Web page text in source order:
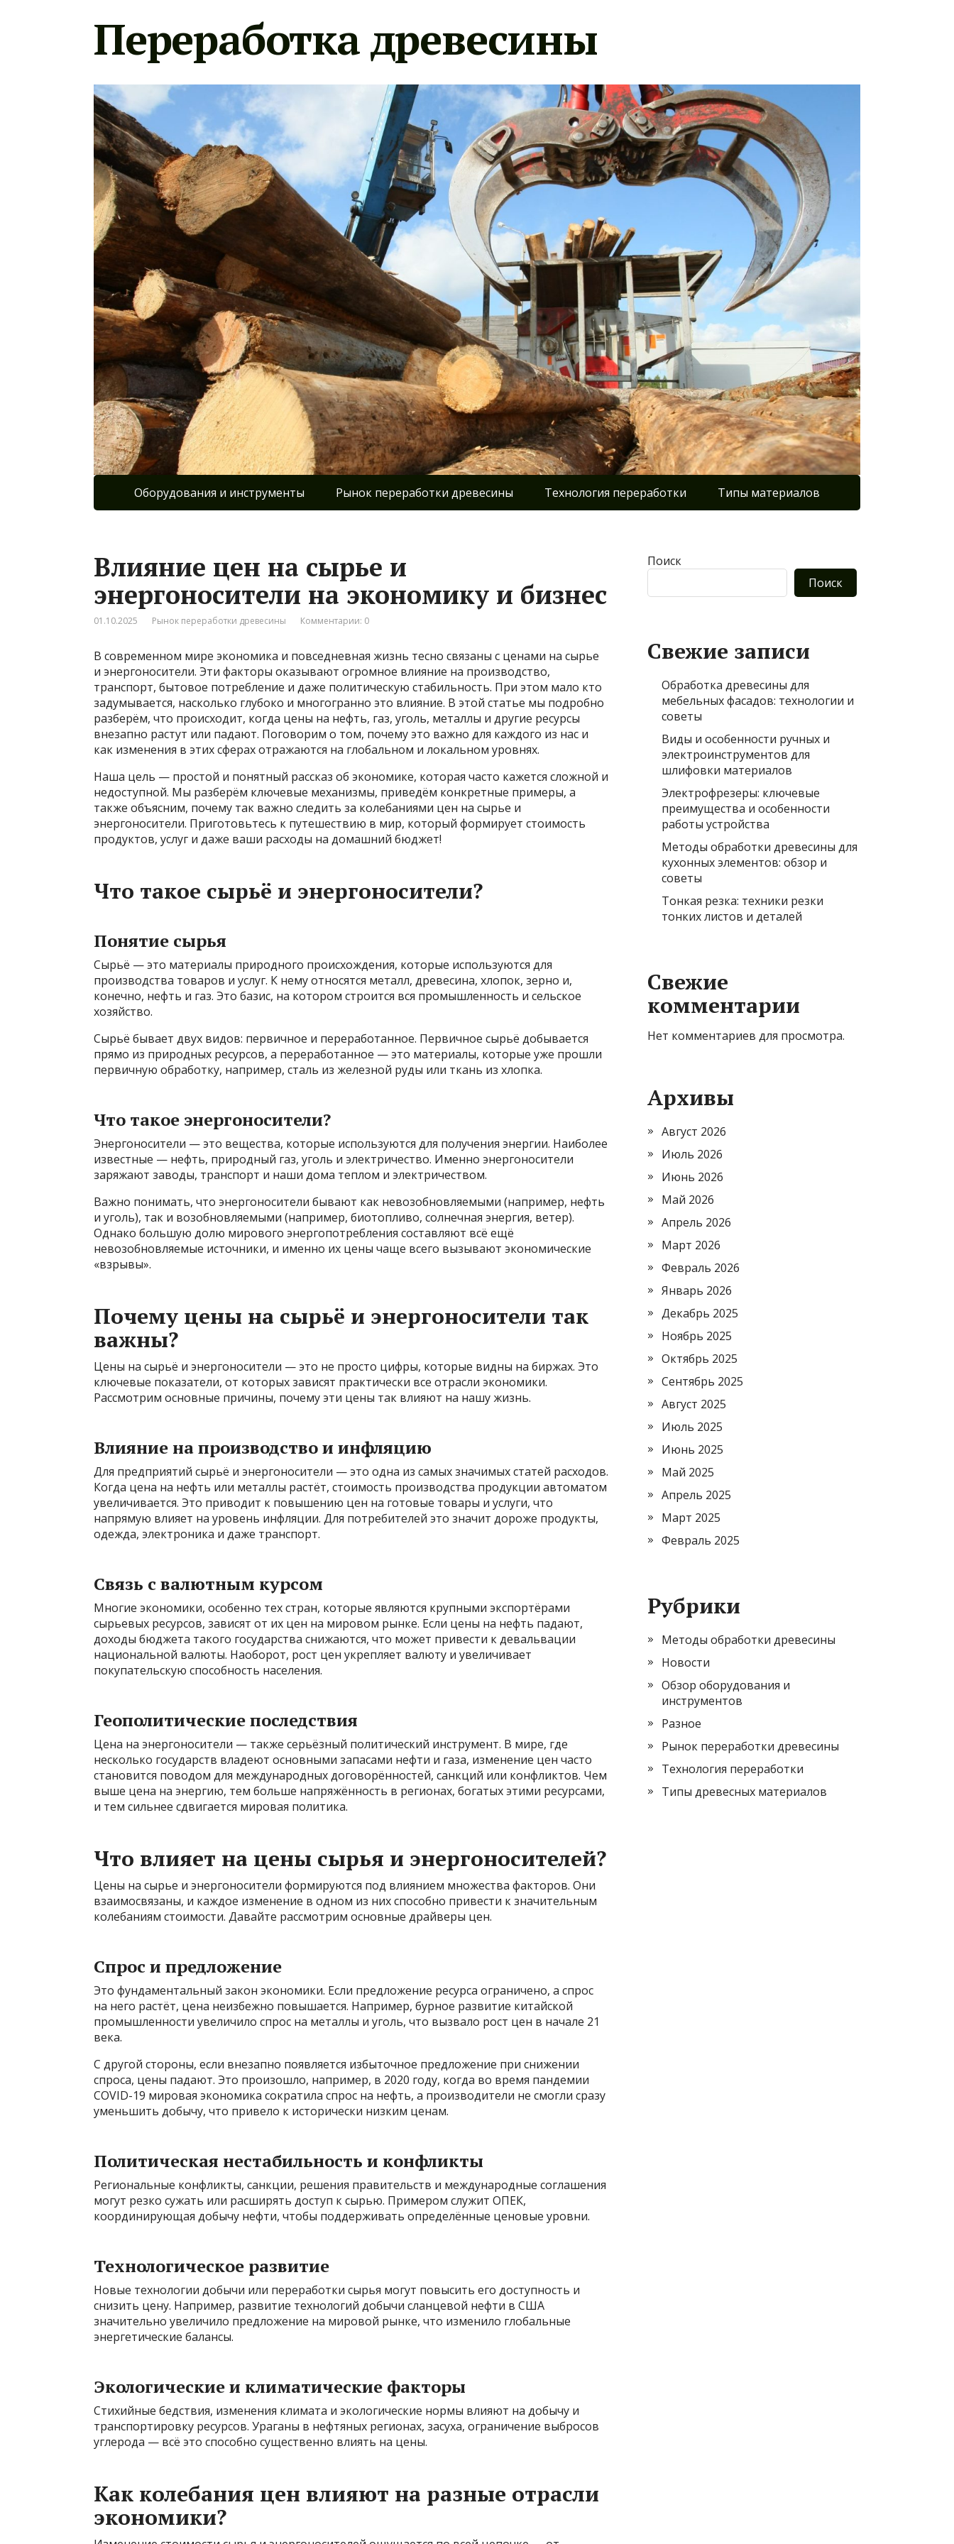
Переработка древесины
Оборудования и инструменты Рынок переработки древесины Технология переработки Типы материалов
Влияние цен на сырье и
энергоносители на экономику и бизнес
01.10.2025 Рынок переработки древесины Комментарии: 0
В современном мире экономика и повседневная жизнь тесно связаны с ценами на сырье
и энергоносители. Эти факторы оказывают огромное влияние на производство,
транспорт, бытовое потребление и даже политическую стабильность. При этом мало кто
задумывается, насколько глубоко и многогранно это влияние. В этой статье мы подробно
разберём, что происходит, когда цены на нефть, газ, уголь, металлы и другие ресурсы
внезапно растут или падают. Поговорим о том, почему это важно для каждого из нас и
как изменения в этих сферах отражаются на глобальном и локальном уровнях.
Наша цель — простой и понятный рассказ об экономике, которая часто кажется сложной и
недоступной. Мы разберём ключевые механизмы, приведём конкретные примеры, а
также объясним, почему так важно следить за колебаниями цен на сырье и
энергоносители. Приготовьтесь к путешествию в мир, который формирует стоимость
продуктов, услуг и даже ваши расходы на домашний бюджет!
Что такое сырьё и энергоносители?
Понятие сырья
Сырьё — это материалы природного происхождения, которые используются для
производства товаров и услуг. К нему относятся металл, древесина, хлопок, зерно и,
конечно, нефть и газ. Это базис, на котором строится вся промышленность и сельское
хозяйство.
Сырьё бывает двух видов: первичное и переработанное. Первичное сырьё добывается
прямо из природных ресурсов, а переработанное — это материалы, которые уже прошли
первичную обработку, например, сталь из железной руды или ткань из хлопка.
Что такое энергоносители?
Энергоносители — это вещества, которые используются для получения энергии. Наиболее
известные — нефть, природный газ, уголь и электричество. Именно энергоносители
заряжают заводы, транспорт и наши дома теплом и электричеством.
Важно понимать, что энергоносители бывают как невозобновляемыми (например, нефть
и уголь), так и возобновляемыми (например, биотопливо, солнечная энергия, ветер).
Однако большую долю мирового энергопотребления составляют всё ещё
невозобновляемые источники, и именно их цены чаще всего вызывают экономические
«взрывы».
Почему цены на сырьё и энергоносители так
важны?
Цены на сырьё и энергоносители — это не просто цифры, которые видны на биржах. Это
ключевые показатели, от которых зависят практически все отрасли экономики.
Рассмотрим основные причины, почему эти цены так влияют на нашу жизнь.
Влияние на производство и инфляцию
Для предприятий сырьё и энергоносители — это одна из самых значимых статей расходов.
Когда цена на нефть или металлы растёт, стоимость производства продукции автоматом
увеличивается. Это приводит к повышению цен на готовые товары и услуги, что
напрямую влияет на уровень инфляции. Для потребителей это значит дороже продукты,
одежда, электроника и даже транспорт.
Связь с валютным курсом
Многие экономики, особенно тех стран, которые являются крупными экспортёрами
сырьевых ресурсов, зависят от их цен на мировом рынке. Если цены на нефть падают,
доходы бюджета такого государства снижаются, что может привести к девальвации
национальной валюты. Наоборот, рост цен укрепляет валюту и увеличивает
покупательскую способность населения.
Геополитические последствия
Цена на энергоносители — также серьёзный политический инструмент. В мире, где
несколько государств владеют основными запасами нефти и газа, изменение цен часто
становится поводом для международных договорённостей, санкций или конфликтов. Чем
выше цена на энергию, тем больше напряжённость в регионах, богатых этими ресурсами,
и тем сильнее сдвигается мировая политика.
Что влияет на цены сырья и энергоносителей?
Цены на сырье и энергоносители формируются под влиянием множества факторов. Они
взаимосвязаны, и каждое изменение в одном из них способно привести к значительным
колебаниям стоимости. Давайте рассмотрим основные драйверы цен.
Спрос и предложение
Это фундаментальный закон экономики. Если предложение ресурса ограничено, а спрос
на него растёт, цена неизбежно повышается. Например, бурное развитие китайской
промышленности увеличило спрос на металлы и уголь, что вызвало рост цен в начале 21
века.
С другой стороны, если внезапно появляется избыточное предложение при снижении
спроса, цены падают. Это произошло, например, в 2020 году, когда во время пандемии
COVID-19 мировая экономика сократила спрос на нефть, а производители не смогли сразу
уменьшить добычу, что привело к исторически низким ценам.
Политическая нестабильность и конфликты
Региональные конфликты, санкции, решения правительств и международные соглашения
могут резко сужать или расширять доступ к сырью. Примером служит ОПЕК,
координирующая добычу нефти, чтобы поддерживать определённые ценовые уровни.
Технологическое развитие
Новые технологии добычи или переработки сырья могут повысить его доступность и
снизить цену. Например, развитие технологий добычи сланцевой нефти в США
значительно увеличило предложение на мировой рынке, что изменило глобальные
энергетические балансы.
Экологические и климатические факторы
Стихийные бедствия, изменения климата и экологические нормы влияют на добычу и
транспортировку ресурсов. Ураганы в нефтяных регионах, засуха, ограничение выбросов
углерода — всё это способно существенно влиять на цены.
Как колебания цен влияют на разные отрасли
экономики?
Поиск
Поиск
Свежие записи
Обработка древесины для
мебельных фасадов: технологии и
советы
Виды и особенности ручных и
электроинструментов для
шлифовки материалов
Электрофрезеры: ключевые
преимущества и особенности
работы устройства
Методы обработки древесины для
кухонных элементов: обзор и
советы
Тонкая резка: техники резки
тонких листов и деталей
Свежие
комментарии
Нет комментариев для просмотра.
Архивы
Август 2026
Июль 2026
Июнь 2026
Май 2026
Апрель 2026
Март 2026
Февраль 2026
Январь 2026
Декабрь 2025
Ноябрь 2025
Октябрь 2025
Сентябрь 2025
Август 2025
Июль 2025
Июнь 2025
Май 2025
Апрель 2025
Март 2025
Февраль 2025
Рубрики
Методы обработки древесины
Новости
Обзор оборудования и
инструментов
Разное
Рынок переработки древесины
Технология переработки
Типы древесных материалов